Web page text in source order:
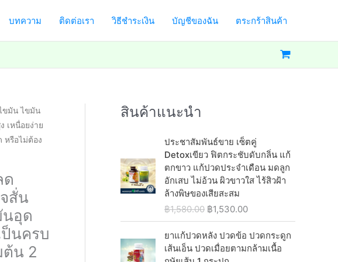
บทความ ติดต่อเรา วิธีชำระเงิน บัญชีของฉัน ตระกร้าสินค้า
ขมัน ไขมัน
เหนื่อยง่าย
หรือไม่ต้อง
ด
สั่น
นอุด
ป็นครบ
ต้น 2
สินค้าแนะนำ
ประชาสัมพันธ์ขาย เซ็ตคู่
Detoxเขียว ฟิตกระชับดับกลิ่น แก้
ตกขาว แก้ปวดประจำเดือน มดลูก
อักเสบ ไม่อ้วน ผิวขาวใส ไร้สิวฝ้า
ล้างพิษของเสียสะสม
฿1,580.00 O
r
i
g
฿1,530.00C
u
r
r
ยาแก้ปวดหลัง ปวดข้อ ปวดกระดูก
เส้นเอ็น ปวดเมื่อยตามกล้ามเนื้อ